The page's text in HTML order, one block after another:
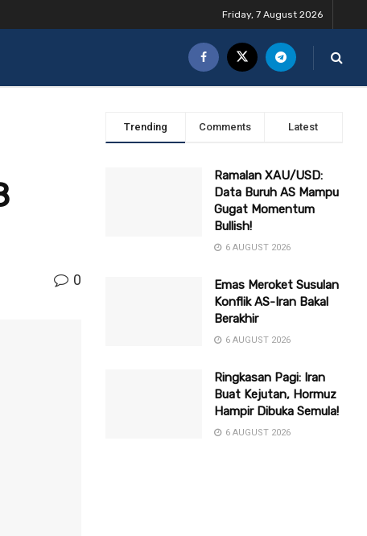
Friday, 7 August 2026
0
Trending Comments Latest
Ramalan XAU/USD:
Data Buruh AS Mampu
Gugat Momentum
Bullish!
6 AUGUST 2026
Emas Meroket Susulan
Konflik AS-Iran Bakal
Berakhir
6 AUGUST 2026
Ringkasan Pagi: Iran
Buat Kejutan, Hormuz
Hampir Dibuka Semula!
6 AUGUST 2026